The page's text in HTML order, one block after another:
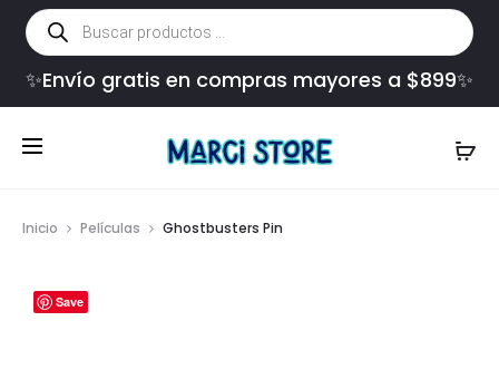
Búsqueda
de
productos
✨Envío gratis en compras mayores a $899✨
Inicio Películas Ghostbusters Pin
Save